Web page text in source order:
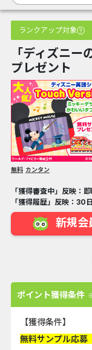
ランクアップ対象
「ディズニ
プレゼント
無料 カンタン
「獲得審査中」反映：
「獲得履歴」反映：30
新規会
ポイント獲得条件
【獲得条件】
無料サンプル応募